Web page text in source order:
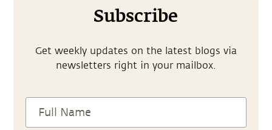
Subscribe
Get weekly updates on the latest blogs via
newsletters right in your mailbox.